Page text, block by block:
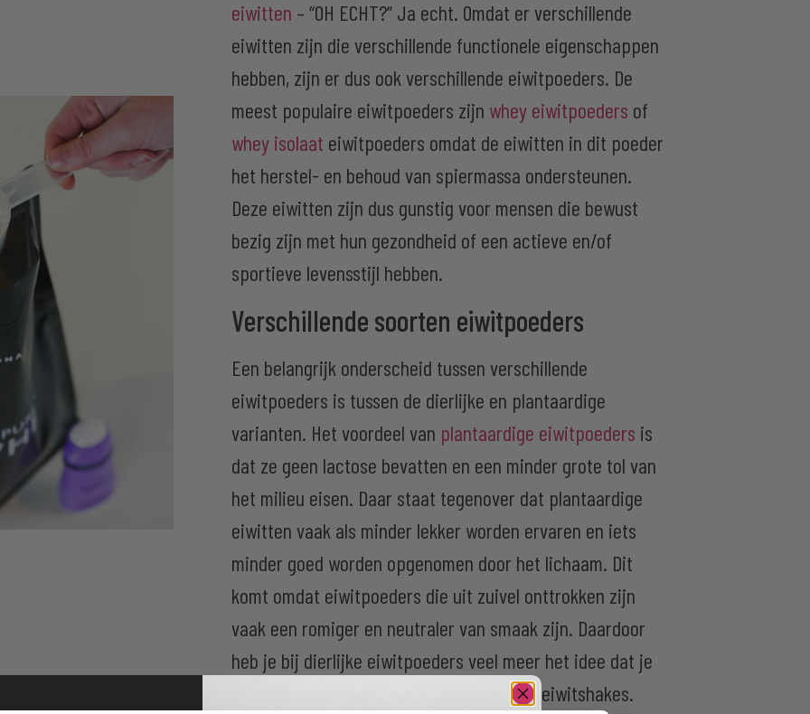
eiwitten – “OH ECHT?” Ja echt. Omdat er verschillende
eiwitten zijn die verschillende functionele eigenschappen
hebben, zijn er dus ook verschillende eiwitpoeders. De
meest populaire eiwitpoeders zijn whey eiwitpoeders of
whey isolaat eiwitpoeders omdat de eiwitten in dit poeder
het herstel- en behoud van spiermassa ondersteunen.
Deze eiwitten zijn dus gunstig voor mensen die bewust
bezig zijn met hun gezondheid of een actieve en/of
sportieve levensstijl hebben.
Verschillende soorten eiwitpoeders
Een belangrijk onderscheid tussen verschillende
eiwitpoeders is tussen de dierlijke en plantaardige
varianten. Het voordeel van plantaardige eiwitpoeders is
dat ze geen lactose bevatten en een minder grote tol van
het milieu eisen. Daar staat tegenover dat plantaardige
eiwitten vaak als minder lekker worden ervaren en iets
minder goed worden opgenomen door het lichaam. Dit
komt omdat eiwitpoeders die uit zuivel onttrokken zijn
vaak een romiger en neutraler van smaak zijn. Daardoor
heb je bij dierlijke eiwitpoeders veel meer het idee dat je
een milkshake drinkt dan bij plantaardige eiwitshakes.